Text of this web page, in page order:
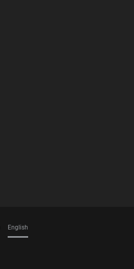
English